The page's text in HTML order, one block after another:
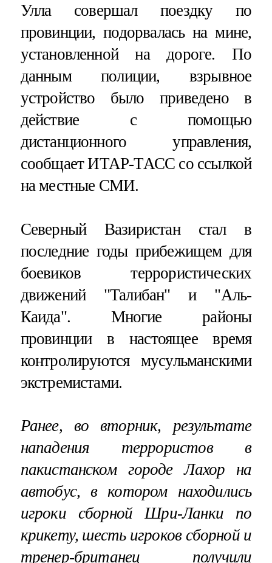
Улла совершал поездку по
провинции, подорвалась на мине,
установленной на дороге. По
данным полиции, взрывное
устройство было приведено в
действие с помощью
дистанционного управления,
сообщает ИТАР-ТАСС со ссылкой
на местные СМИ.
Северный Вазиристан стал в
последние годы прибежищем для
боевиков террористических
движений "Талибан" и "Аль-
Каида". Многие районы
провинции в настоящее время
контролируются мусульманскими
экстремистами.
Ранее, во вторник, результате
нападения террористов в
пакистанском городе Лахор на
автобус, в котором находились
игроки сборной Шри-Ланки по
крикету, шесть игроков сборной и
тренер-британец получили